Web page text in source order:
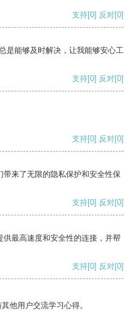
支持[0] 反对[0]
是能够及时解决，让我能够安心工
支持[0] 反对[0]
支持[0] 反对[0]
来了无限的隐私保护和安全性保
支持[0] 反对[0]
最高速度和安全性的连接，并帮
支持[0] 反对[0]
他用户交流学习心得。